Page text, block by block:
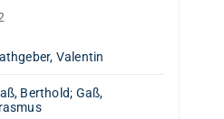
Valentin
Berthold; Gaß,